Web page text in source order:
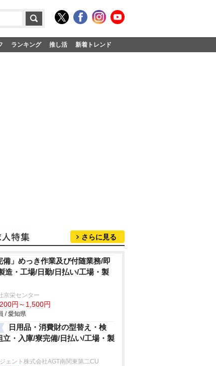
ランキング 推し活 新着トレンド
さらに見る
備」めっき作業及び付随業務/即
造・工場/日勤/日払い/工場・製
京栄センター
円～1,500円
/ 愛知県
日用品・消費財の型替え・検
立・入庫/寮完備/日払い/工場・製
ェント株式会社AGT南関東第二CU